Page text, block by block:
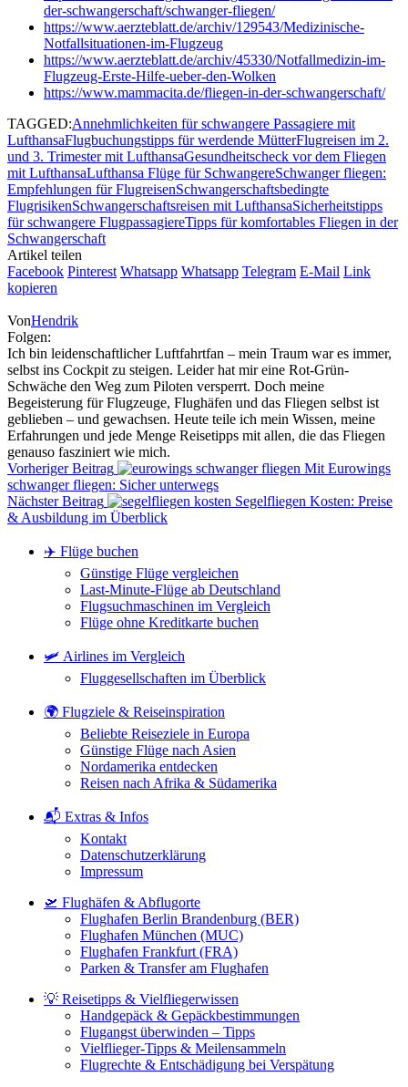
der-schwangerschaft/schwanger-fliegen/
https://www.aerzteblatt.de/archiv/129543/Medizinische-
Notfallsituationen-im-Flugzeug
https://www.aerzteblatt.de/archiv/45330/Notfallmedizin-im-
Flugzeug-Erste-Hilfe-ueber-den-Wolken
https://www.mammacita.de/fliegen-in-der-schwangerschaft/
TAGGED:Annehmlichkeiten für schwangere Passagiere mit
LufthansaFlugbuchungstipps für werdende MütterFlugreisen im 2.
und 3. Trimester mit LufthansaGesundheitscheck vor dem Fliegen
mit LufthansaLufthansa Flüge für SchwangereSchwanger fliegen:
Empfehlungen für FlugreisenSchwangerschaftsbedingte
FlugrisikenSchwangerschaftsreisen mit LufthansaSicherheitstipps
für schwangere FlugpassagiereTipps für komfortables Fliegen in der
Schwangerschaft
Artikel teilen
Facebook Pinterest Whatsapp Whatsapp Telegram E-Mail Link
kopieren
VonHendrik
Folgen:
Ich bin leidenschaftlicher Luftfahrtfan – mein Traum war es immer,
selbst ins Cockpit zu steigen. Leider hat mir eine Rot-Grün-
Schwäche den Weg zum Piloten versperrt. Doch meine
Begeisterung für Flugzeuge, Flughäfen und das Fliegen selbst ist
geblieben – und gewachsen. Heute teile ich mein Wissen, meine
Erfahrungen und jede Menge Reisetipps mit allen, die das Fliegen
genauso fasziniert wie mich.
Vorheriger Beitrag
Mit Eurowings
schwanger fliegen: Sicher unterwegs
Nächster Beitrag
Segelfliegen Kosten: Preise
& Ausbildung im Überblick
✈️ Flüge buchen
Günstige Flüge vergleichen
Last-Minute-Flüge ab Deutschland
Flugsuchmaschinen im Vergleich
Flüge ohne Kreditkarte buchen
🛩️ Airlines im Vergleich
Fluggesellschaften im Überblick
🌍 Flugziele & Reiseinspiration
Beliebte Reiseziele in Europa
Günstige Flüge nach Asien
Nordamerika entdecken
Reisen nach Afrika & Südamerika
📬 Extras & Infos
Kontakt
Datenschutzerklärung
Impressum
🛫 Flughäfen & Abflugorte
Flughafen Berlin Brandenburg (BER)
Flughafen München (MUC)
Flughafen Frankfurt (FRA)
Parken & Transfer am Flughafen
💡 Reisetipps & Vielfliegerwissen
Handgepäck & Gepäckbestimmungen
Flugangst überwinden – Tipps
Vielflieger-Tipps & Meilensammeln
Flugrechte & Entschädigung bei Verspätung